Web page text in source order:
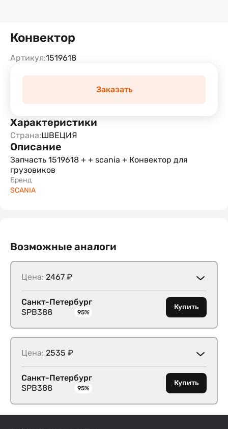
Конвектор
Артикул:1519618
Заказать
Характеристики
Страна:ШВЕЦИЯ
Описание
Запчасть 1519618 + + scania + Конвектор для
грузовиков
Бренд
SCANIA
Возможные аналоги
Цена: 2467 ₽
Санкт-Петербург
SPB388
95%
Купить
Цена: 2535 ₽
Санкт-Петербург
SPB388
95%
Купить